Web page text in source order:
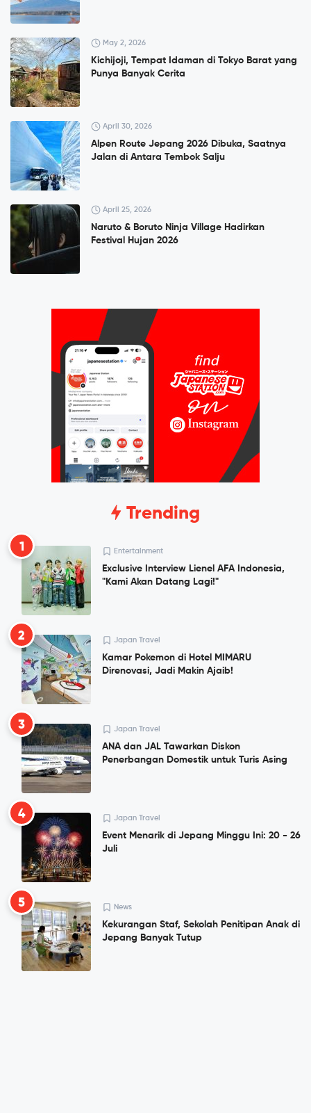
May 2, 2026
Kichijoji, Tempat Idaman di Tokyo Barat yang
Punya Banyak Cerita
April 30, 2026
Alpen Route Jepang 2026 Dibuka, Saatnya
Jalan di Antara Tembok Salju
April 25, 2026
Naruto & Boruto Ninja Village Hadirkan
Festival Hujan 2026
Trending
1 Entertainment
Exclusive Interview Lienel AFA Indonesia,
"Kami Akan Datang Lagi!"
2 Japan Travel
Kamar Pokemon di Hotel MIMARU
Direnovasi, Jadi Makin Ajaib!
3 Japan Travel
ANA dan JAL Tawarkan Diskon
Penerbangan Domestik untuk Turis Asing
4 Japan Travel
Event Menarik di Jepang Minggu Ini: 20 - 26
Juli
5 News
Kekurangan Staf, Sekolah Penitipan Anak di
Jepang Banyak Tutup